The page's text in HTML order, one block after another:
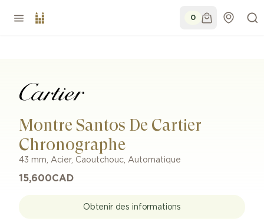
0
Montre Santos De Cartier
Chronographe
43 mm, Acier, Caoutchouc, Automatique
15,600CAD
Obtenir des informations